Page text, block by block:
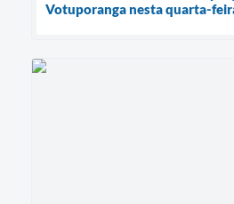
Votuporanga nesta quarta-